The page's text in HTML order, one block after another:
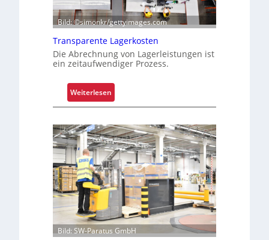
e
L
o
g
i
s
t
i
k
ü
r
u
n
s
i
h
e
Bild: ©simonkr/gettyimages.com
Transparente Lagerkosten
Die Abrechnung von Lagerleistungen ist
ein zeitaufwendiger Prozess.
Weiterlesen:
T
a
n
s
p
a
r
n
t
Bild: SW-Paratus GmbH